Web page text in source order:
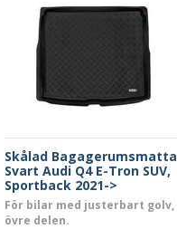
Skålad Bagagerumsmatta
Svart Audi Q4 E-Tron SUV,
Sportback 2021->
För bilar med justerbart golv,
övre delen.